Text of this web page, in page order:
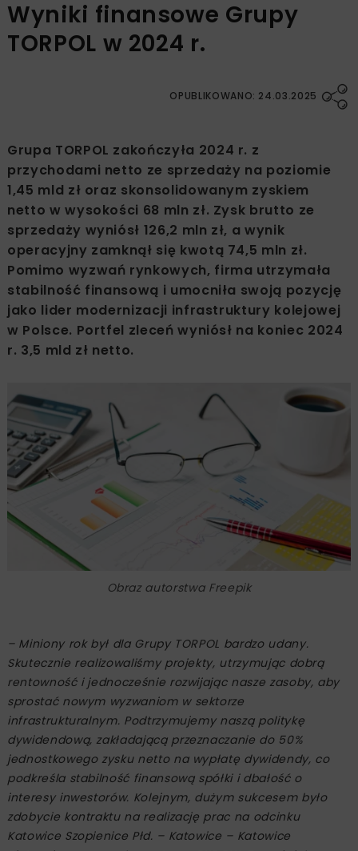
Wyniki finansowe Grupy
TORPOL w 2024 r.
OPUBLIKOWANO: 24.03.2025
Grupa TORPOL zakończyła 2024 r. z
przychodami netto ze sprzedaży na poziomie
1,45 mld zł oraz skonsolidowanym zyskiem
netto w wysokości 68 mln zł. Zysk brutto ze
sprzedaży wyniósł 126,2 mln zł, a wynik
operacyjny zamknął się kwotą 74,5 mln zł.
Pomimo wyzwań rynkowych, firma utrzymała
stabilność finansową i umocniła swoją pozycję
jako lider modernizacji infrastruktury kolejowej
w Polsce. Portfel zleceń wyniósł na koniec 2024
r. 3,5 mld zł netto.
Obraz autorstwa Freepik
– Miniony rok był dla Grupy TORPOL bardzo udany.
Skutecznie realizowaliśmy projekty, utrzymując dobrą
rentowność i jednocześnie rozwijając nasze zasoby, aby
sprostać nowym wyzwaniom w sektorze
infrastrukturalnym. Podtrzymujemy naszą politykę
dywidendową, zakładającą przeznaczanie do 50%
jednostkowego zysku netto na wypłatę dywidendy, co
podkreśla stabilność finansową spółki i dbałość o
interesy inwestorów. Kolejnym, dużym sukcesem było
zdobycie kontraktu na realizację prac na odcinku
Katowice Szopienice Płd. – Katowice – Katowice